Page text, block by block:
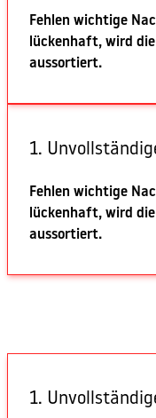
Fehlen wichtige
lückenhaft, wird
aussortiert.
1.
Fehlen wichtige
lückenhaft, wird
aussortiert.
1.